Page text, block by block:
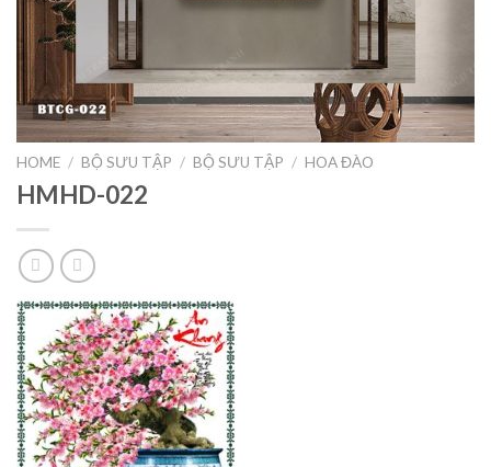
HOME / BỘ SƯU TẬP / BỘ SƯU TẬP / HOA ĐÀO
HMHD-022